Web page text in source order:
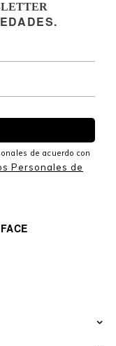
de acuerdo con
Personales de